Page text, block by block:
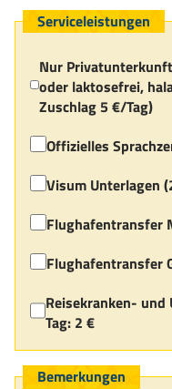
Serviceleistungen
Nur
oder laktosefrei,
Zuschlag 5 €/Tag)
Offizielles
Visum Unterlagen
Reisekranken-
Tag: 2 €
Bemerkungen